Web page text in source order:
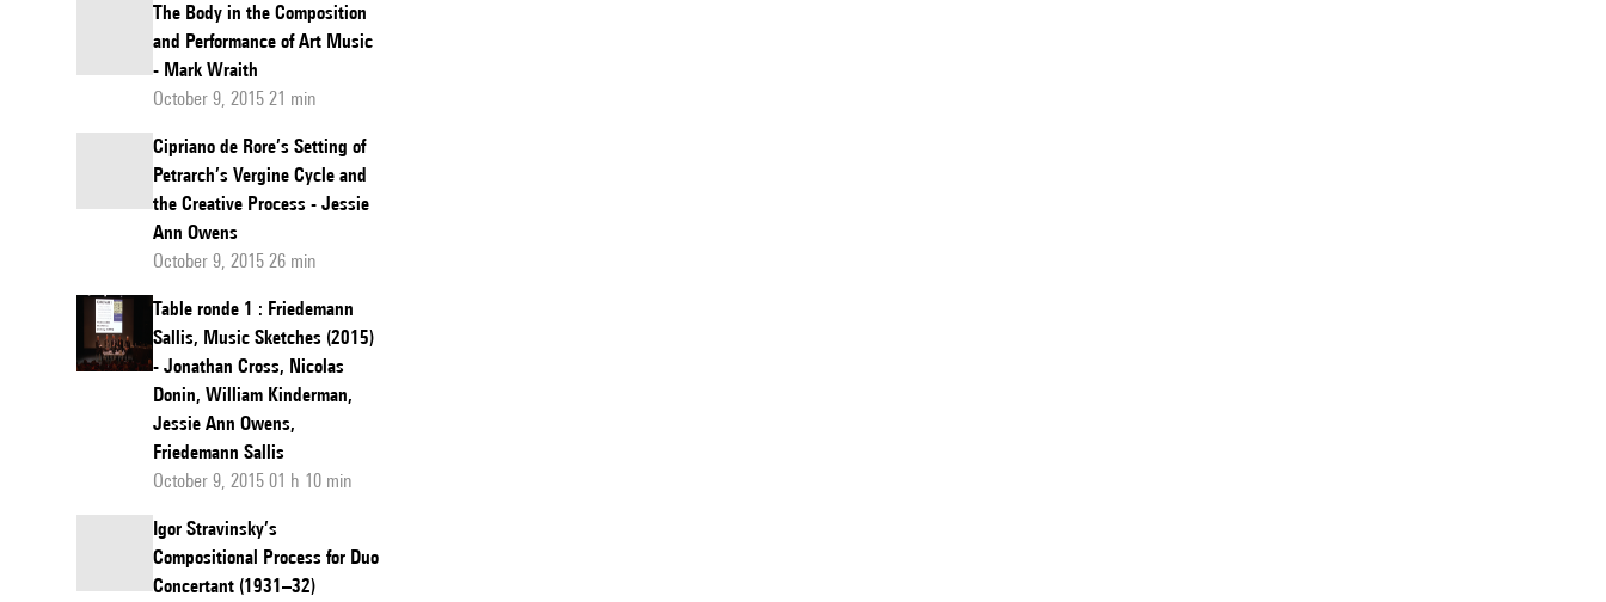
The Body in the Composition
and Performance of Art Music
- Mark Wraith
October 9, 2015 21 min
Cipriano de Rore’s Setting of
Petrarch’s Vergine Cycle and
the Creative Process - Jessie
Ann Owens
October 9, 2015 26 min
Table ronde 1 : Friedemann
Sallis, Music Sketches (2015)
- Jonathan Cross, Nicolas
Donin, William Kinderman,
Jessie Ann Owens,
Friedemann Sallis
October 9, 2015 01 h 10 min
Igor Stravinsky’s
Compositional Process for Duo
Concertant (1931–32)